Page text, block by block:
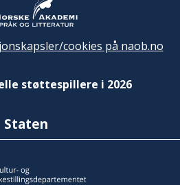
cookies på naob.no
støttespillere i 2026
Staten